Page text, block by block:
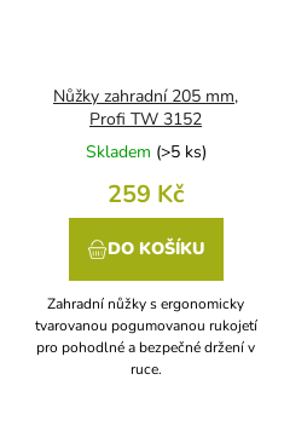
Nůžky zahradní 205 mm,
Profi TW 3152
Skladem (>5 ks)
259 Kč
DO KOŠÍKU
Zahradní nůžky s ergonomicky
tvarovanou pogumovanou rukojetí
pro pohodlné a bezpečné držení v
ruce.